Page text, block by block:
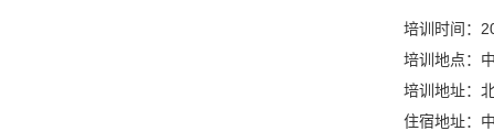
培训时间：
培训地点：
培训地址：
住宿地址：